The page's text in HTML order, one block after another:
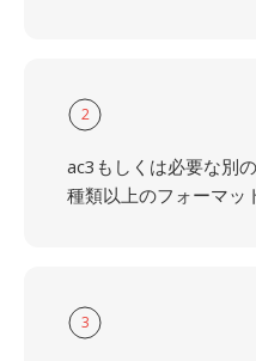
2
ac3もしくは必要な別
種類以上のフォーマッ
3